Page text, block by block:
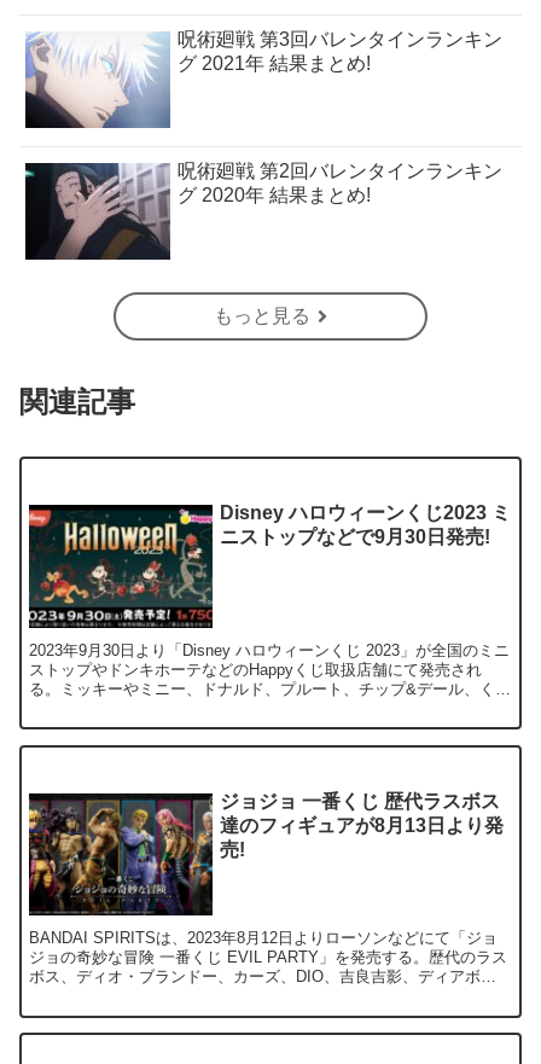
呪術廻戦 第3回バレンタインランキン
グ 2021年 結果まとめ!
呪術廻戦 第2回バレンタインランキン
グ 2020年 結果まとめ!
もっと見る
関連記事
Disney ハロウィーンくじ2023 ミ
ニストップなどで9月30日発売!
2023年9月30日より「Disney ハロウィーンくじ 2023」が全国のミニ
ストップやドンキホーテなどのHappyくじ取扱店舗にて発売され
る。ミッキーやミニー、ドナルド、プルート、チップ&デール、くま
ストを使用したグッズが登場!
ジョジョ 一番くじ 歴代ラスボス
達のフィギュアが8月13日より発
売!
BANDAI SPIRITSは、2023年8月12日よりローソンなどにて「ジョ
ジョの奇妙な冒険 一番くじ EVIL PARTY」を発売する。歴代のラス
ボス、ディオ・ブランドー、カーズ、DIO、吉良吉影、ディアボ
ボード」など豪華グッズがラインナップ。